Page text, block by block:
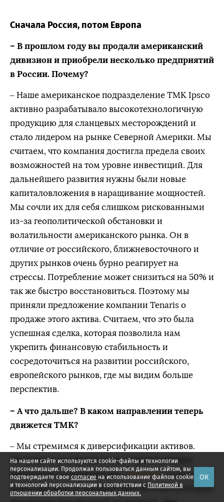
На нашем сайте используются cookie-файлы и технологии
персонализации. Продолжая пользоваться данным сайтом, вы
подтверждаете свое согласие на использование файлов cookie
и технологий персонализации в соответствии с Политикой в
отношении обработки персональных данных.
ОК
Сначала Россия, потом Европа
– В прошлом году вы продали американский
дивизион и приобрели несколько предприятий
в России. Почему?
– Наше американское подразделение ТМК Ipsco
активно разрабатывало высокотехнологичную
продукцию для сланцевых месторождений и
стало лидером на рынке Северной Америки. Мы
считаем, что компания достигла предела своих
возможностей на том уровне инвестиций. Для
дальнейшего развития нужны были новые
капиталовложения в наращивание мощностей.
Мы сочли их для себя слишком рискованными
из-за геополитической обстановки и
волатильности американского рынка. Он в
отличие от российского, ближневосточного и
других рынков очень бурно реагирует на
стрессы. Потребление может снизиться на 50% и
так же быстро восстановиться. Поэтому мы
приняли предложение компании Tenaris о
продаже этого актива. Считаем, что это была
успешная сделка, которая позволила нам
укрепить финансовую стабильность и
сосредоточиться на развитии российского,
европейского рынков, где мы видим больше
перспектив.
– А что дальше? В каком направлении теперь
движется ТМК?
– Мы стремимся к диверсификации активов.
Поэтому в свое время стали стратегическим
партнером госкорпорации «Росатом» и начали
инвестировать в создание высокотехнологичной